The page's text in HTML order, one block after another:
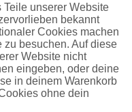
unserer Website
bekannt
Cookies machen
zu besuchen. Auf diese
Website nicht
eingeben, oder deine
in deinem Warenkorb
ohne dein